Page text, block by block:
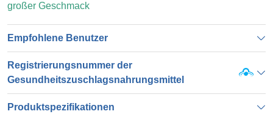
großer Geschmack
Empfohlene Benutzer
Registrierungsnummer der
Gesundheitszuschlagsnahrungsmittel
Produktspezifikationen